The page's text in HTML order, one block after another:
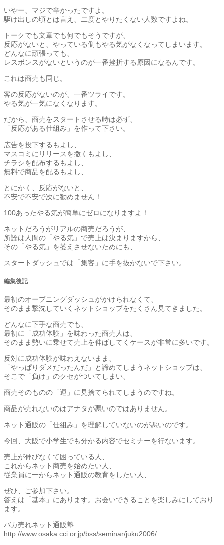
いやー、マジで辛かったですよ。
駆け出しの頃とは言え、二度とやりたくない人数ですよね。
トークでも文章でも何でもそうですが、
反応がないと、やっている側もやる気がなくなってしまいます。
どんなに頑張っても、
レスポンスがないというのが一番挫折する原因になるんです。
これは商売も同じ。
客の反応がないのが、一番ツライです。
やる気が一気になくなります。
だから、商売をスタートさせる時は必ず、
「反応がある仕組み」を作って下さい。
広告を投下するもよし、
マスコミにリリースを撒くもよし、
チラシを配布するもよし、
無料で商品を配るもよし、
とにかく、反応がないと、
不安で不安で次に勧めません！
100あったやる気が簡単にゼロになりますよ！
ネットだろうがリアルの商売だろうが、
所詮は人間の「やる気」で売上は決まりますから、
その「やる気」を萎えさせないためにも、
スタートダッシュでは「集客」に手を抜かないで下さい。
編集後記
最初のオープニングダッシュがかけられなくて、
そのまま撃沈していくネットショップをたくさん見てきました。
どんなに下手な商売でも、
最初に「成功体験」を味わった商売人は、
そのまま勢いに乗せて売上を伸ばしてくケースが非常に多いです。
反対に成功体験が味わえないまま、
「やっぱりダメだったんだ」と諦めてしまうネットショップは、
そこで「負け」のクセがついてしまい、
商売そのものの「運」に見捨てられてしまうのですね。
商品が売れないのはアナタが悪いのではありません。
ネット通販の「仕組み」を理解していないのが悪いのです。
今回、大阪で小学生でも分かる内容でセミナーを行ないます。
売上が伸びなくて困っている人、
これからネット商売を始めたい人、
従業員に一からネット通販の教育をしたい人、
ぜひ、ご参加下さい。
答えは「基本」にあります。お会いできることを楽しみにしており
ます。
バカ売れネット通販塾
http://www.osaka.cci.or.jp/bss/seminar/juku2006/